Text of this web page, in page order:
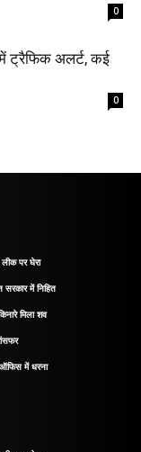
0
में ट्रैफिक अलर्ट, कई
0
लीक पर घेरा
में निहित
मिला शव
ऑफिस में धरना